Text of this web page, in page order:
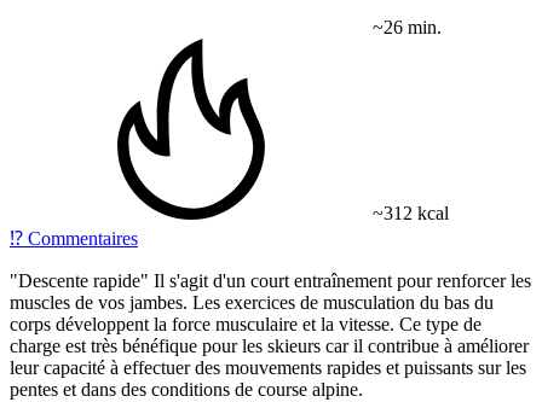
~26 min.
~312 kcal
⁉️ Commentaires
"Descente rapide" Il s'agit d'un court entraînement pour renforcer les
muscles de vos jambes. Les exercices de musculation du bas du
corps développent la force musculaire et la vitesse. Ce type de
charge est très bénéfique pour les skieurs car il contribue à améliorer
leur capacité à effectuer des mouvements rapides et puissants sur les
pentes et dans des conditions de course alpine.